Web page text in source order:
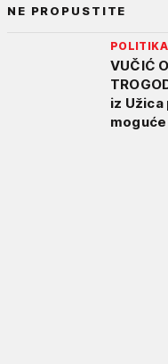
NE PROPUSTITE
POLITIKA
VUČIĆ
iz